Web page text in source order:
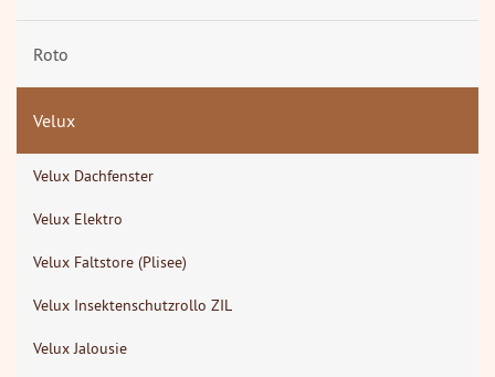
Roto
Velux
Velux Dachfenster
Velux Elektro
Velux Faltstore (Plisee)
Velux Insektenschutzrollo ZIL
Velux Jalousie